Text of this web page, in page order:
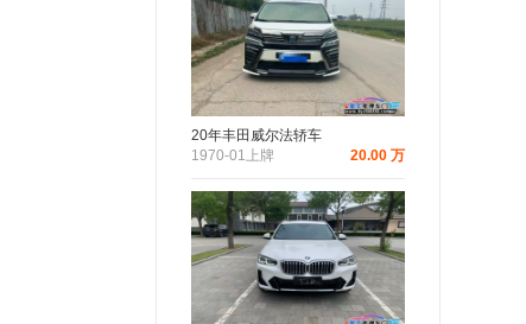
20年丰田威尔法轿车
1970-01上牌
20.00 万